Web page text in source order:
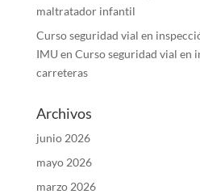
maltratador infantil
Curso seguridad vial en
IMU en Curso seguridad vial en
carreteras
Archivos
junio 2026
mayo 2026
marzo 2026